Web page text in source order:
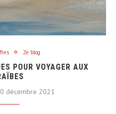
Ze blog
POUR VOYAGER AUX
décembre 2021